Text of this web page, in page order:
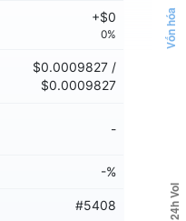
+$0
0%
$0.0009827 /
$0.0009827
-
-%
#5408
Vốn hóa
24h Vol